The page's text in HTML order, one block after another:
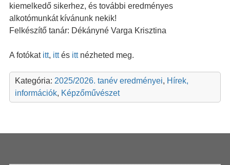
kiemelkedő sikerhez, és további eredményes
alkotómunkát kívánunk nekik!
Felkészítő tanár: Dékányné Varga Krisztina
A fotókat itt, ittés ittnézheted meg.
Kategória: 2025/2026. tanév eredményei, Hírek,
információk, Képzőművészet